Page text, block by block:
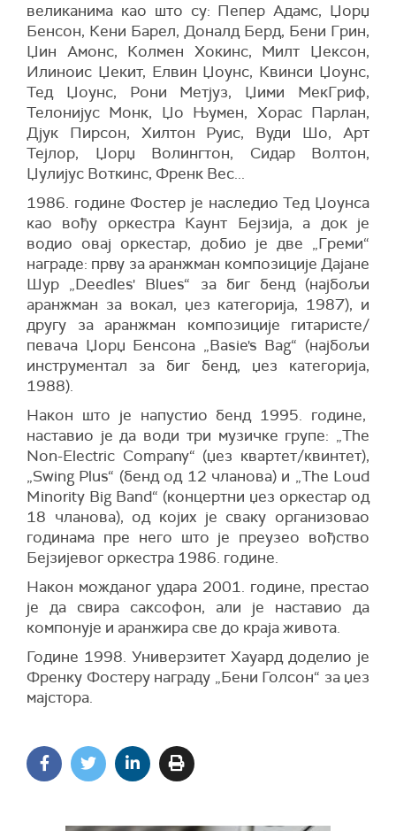
великанима као што су: Пепер Адамс, Џорџ
Бенсон, Кени Барел, Доналд Берд, Бени Грин,
Џин Амонс, Колмен Хокинс, Милт Џексон,
Илиноис Џекит, Елвин Џоунс, Квинси Џоунс,
Тед Џоунс, Рони Метјуз, Џими МекГриф,
Телонијус Монк, Џо Њумен, Хорас Парлан,
Дјук Пирсон, Хилтон Руис, Вуди Шо, Арт
Тејлор, Џорџ Волингтон, Сидар Волтон,
Џулијус Воткинс, Френк Вес...
1986. године Фостер је наследио Тед Џоунса
као вођу оркестра Каунт Бејзија, а док је
водио овај оркестар, добио је две „Греми“
награде: прву за аранжман композиције Дајане
Шур „Deedles' Blues“ за биг бенд (најбољи
аранжман за вокал, џез категорија, 1987), и
другу за аранжман композиције гитаристе/
певача Џорџ Бенсона „Basie's Bag“ (најбољи
инструментал за биг бенд, џез категорија,
1988).
Након што је напустио бенд 1995. године,
наставио је да води три музичке групе: „The
Non-Electric Company“ (џез квартет/квинтет),
„Swing Plus“ (бенд од 12 чланова) и „The Loud
Minority Big Band“ (концертни џез оркестар од
18 чланова), од којих је сваку организовао
годинама пре него што је преузео вођство
Бејзијевог оркестра 1986. године.
Након можданог удара 2001. године, престао
је да свира саксофон, али је наставио да
компонује и аранжира све до краја живота.
Године 1998. Универзитет Хауард доделио је
Френку Фостеру награду „Бени Голсон“ за џез
мајстора.